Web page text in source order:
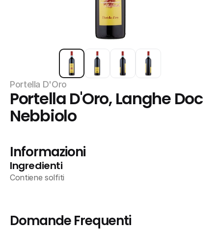
Portella D'Oro
Portella D'Oro, Langhe Doc
Nebbiolo
Informazioni
Ingredienti
Contiene solfiti
Domande Frequenti